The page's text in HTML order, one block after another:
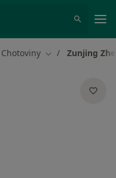
Chotoviny Změna města
Zunjing